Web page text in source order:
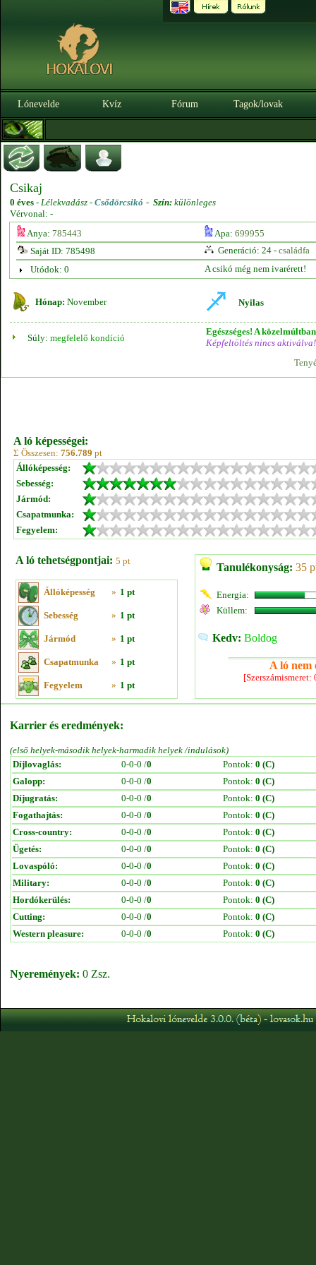
Lónevelde Kvíz Fórum Tagok/lovak
Csikaj
0 éves - Lélekvadász - Csődörcsikó - Szín: különleges
Vérvonal: -
Anya: 785443 Apa: 699955
Saját ID: 785498
Generáció: 24 - családfa
Utódok: 0
A csikó még nem ivarérett!
Hónap: November Nyilas
Súly: megfelelő kondíció
Egészséges! A
Képfeltöltés nincs aktiválva!
A ló képességei:
Σ Összesen: 756.789 pt
Állóképesség:
Sebesség:
Jármód:
Csapatmunka:
Fegyelem:
A ló tehetségpontjai: 5 pt
Állóképesség » 1 pt
Sebesség » 1 pt
Jármód » 1 pt
Csapatmunka » 1 pt
Fegyelem » 1 pt
Tanulékonyság: 35
Energia:
Küllem:
Kedv: Boldog
A ló nem
Karrier és eredmények:
(első helyek-második helyek-harmadik helyek /indulások)
Díjlovaglás:
0-0-0 /0 Pontok: 0 (C)
Galopp:
0-0-0 /0 Pontok: 0 (C)
Díjugratás:
0-0-0 /0 Pontok: 0 (C)
Fogathajtás:
0-0-0 /0 Pontok: 0 (C)
Cross-country:
0-0-0 /0 Pontok: 0 (C)
Ügetés:
0-0-0 /0 Pontok: 0 (C)
Lovaspóló:
0-0-0 /0 Pontok: 0 (C)
Military:
0-0-0 /0 Pontok: 0 (C)
Hordókerülés:
0-0-0 /0 Pontok: 0 (C)
Cutting:
0-0-0 /0 Pontok: 0 (C)
Western pleasure:
0-0-0 /0 Pontok: 0 (C)
Nyeremények: 0 Zsz.